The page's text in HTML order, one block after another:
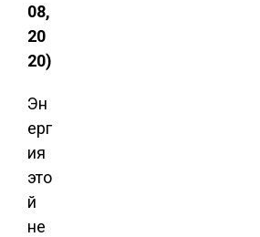
08,
20
20)
Эн
ерг
ия
это
й
не